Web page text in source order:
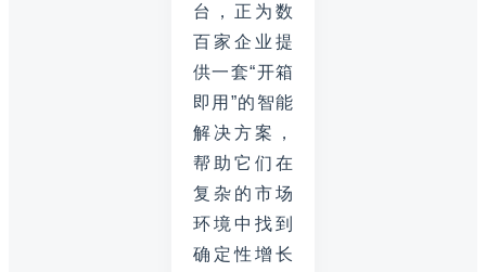
台，正为数
百家企业提
供一套“开箱
即用”的智能
解决方案，
帮助它们在
复杂的市场
环境中找到
确定性增长